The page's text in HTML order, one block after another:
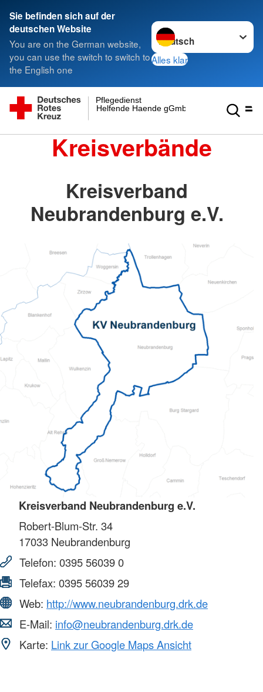
Sie befinden sich auf der
deutschen Website
You are on the German website,
you can use the switch to switch to
the English one
Sprache wechseln zu
Alles klar
Helfende Haende gGmbH
Pflegedienst
Kreisverbände
Kreisverband
Neubrandenburg e.V.
Kreisverband Neubrandenburg e.V.
Robert-Blum-Str. 34
17033 Neubrandenburg
Telefon: 0395 56039 0
Telefax: 0395 56039 29
Web: http://www.neubrandenburg.drk.de
E-Mail: info@neubrandenburg.drk.de
Karte: Link zur Google Maps Ansicht